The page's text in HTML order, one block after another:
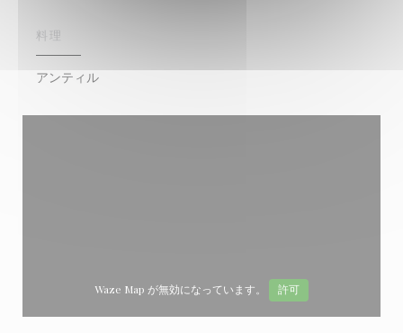
料理
アンティル
Waze Map が無効になっています。 許可